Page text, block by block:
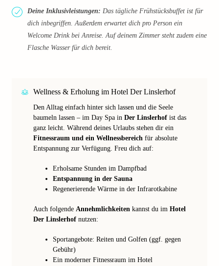
Deine Inklusivleistungen: Das tägliche Frühstücksbuffet ist für
dich inbegriffen. Außerdem erwartet dich pro Person ein
Welcome Drink bei Anreise. Auf deinem Zimmer steht zudem eine
Flasche Wasser für dich bereit.
Wellness & Erholung im Hotel Der Linslerhof
Den Alltag einfach hinter sich lassen und die Seele
baumeln lassen – im Day Spa in Der Linslerhof ist das
ganz leicht. Während deines Urlaubs stehen dir ein
Fitnessraum und ein Wellnessbereich für absolute
Entspannung zur Verfügung. Freu dich auf:
Erholsame Stunden im Dampfbad
Entspannung in der Sauna
Regenerierende Wärme in der Infrarotkabine
Auch folgende Annehmlichkeiten kannst du im Hotel
Der Linslerhof nutzen:
Sportangebote: Reiten und Golfen (ggf. gegen
Gebühr)
Ein moderner Fitnessraum im Hotel